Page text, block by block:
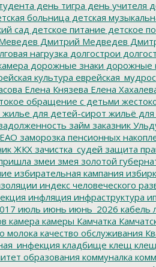
день тигра день учителя
больница детская
сад детское питание детское
Дмитрий Медведев
нагрузка долгострои
дорожные знаки дорожные
культура
Елена Князева Елена
обращение с детьми
жилье для детей-сирот жильё
займ заказник
заморозка пенсионных
ЖКХ зачистка_судей защита
змеи змея золотой
избирательная кампания
индекс человеческого
инфляция инфраструктура
июль июнь июнь_2026 кабель
камера камеры Камчатка
молока качество обслуживания
кладбище клещ
образования коммуналка